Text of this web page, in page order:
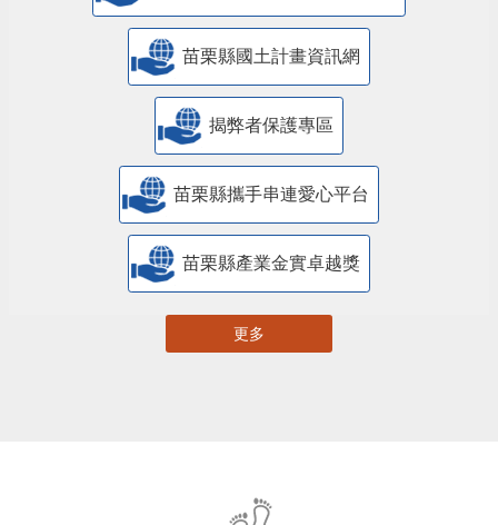
苗栗縣國土計畫資訊網
揭弊者保護專區
苗栗縣攜手串連愛心平台
苗栗縣產業金實卓越獎
更多